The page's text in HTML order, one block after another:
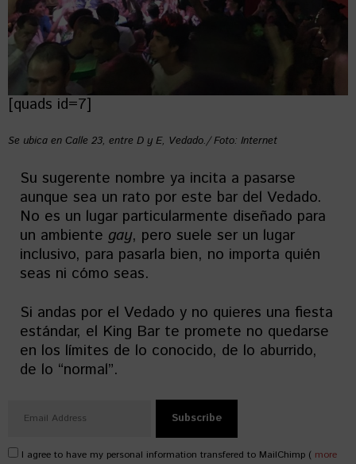
[quads id=7]
Se ubica en Calle 23, entre D y E, Vedado./ Foto: Internet
Su sugerente nombre ya incita a pasarse
aunque sea un rato por este bar del Vedado.
No es un lugar particularmente diseñado para
un ambiente gay, pero suele ser un lugar
inclusivo, para pasarla bien, no importa quién
seas ni cómo seas.
Si andas por el Vedado y no quieres una fiesta
estándar, el King Bar te promete no quedarse
en los límites de lo conocido, de lo aburrido,
de lo “normal”.
I agree to have my personal information transfered to MailChimp ( more